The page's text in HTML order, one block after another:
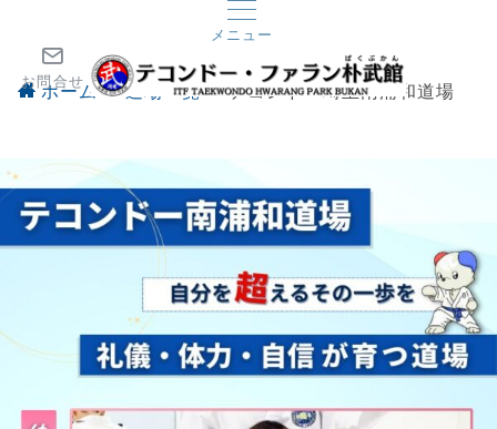
メニュー
お問合せ
ホーム 道場一覧 テコンドー埼玉南浦和道場